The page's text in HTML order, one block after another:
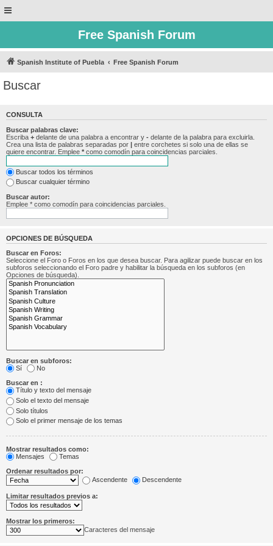
Free Spanish Forum
Spanish Institute of Puebla Free Spanish Forum
Buscar
CONSULTA
Buscar palabras clave:
Escriba + delante de una palabra a encontrar y - delante de la palabra para excluirla.
Crea una lista de palabras separadas por | entre corchetes si solo una de ellas se
quiere encontrar. Emplee * como comodín para coincidencias parciales.
Buscar todos los términos
Buscar cualquier término
Buscar autor:
Emplee * como comodín para coincidencias parciales.
OPCIONES DE BÚSQUEDA
Buscar en Foros:
Seleccione el Foro o Foros en los que desea buscar. Para agilizar puede buscar en los
subforos seleccionando el Foro padre y habilitar la búsqueda en los subforos (en
Opciones de búsqueda).
Buscar en subforos:
Sí
No
Buscar en :
Título y texto del mensaje
Solo el texto del mensaje
Solo títulos
Solo el primer mensaje de los temas
Mostrar resultados como:
Mensajes
Temas
Ordenar resultados por:
Ascendente
Descendente
Limitar resultados previos a:
Mostrar los primeros:
Caracteres del mensaje